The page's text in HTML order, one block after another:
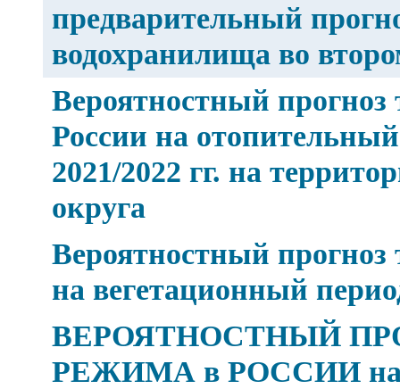
предварительный
водохранилища во
Вероятностный
России на
2021/2022 гг. на
округа
Вероятностный
на вегетационный
ВЕРОЯТНОСТНЫЙ
РЕЖИМА в РОССИИ на